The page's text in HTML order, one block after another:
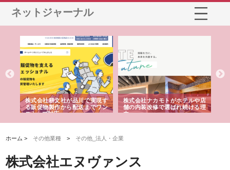
ネットジャーナル
株式会社耕文社が品川で実現す
る販促物製作から配送までワン
ストップ対応
株式会社ナカモトがホテルや店
舗の内装改修で選ばれ続ける理
由
ホーム > その他業種 > その他_法人・企業
株式会社エヌヴァンス